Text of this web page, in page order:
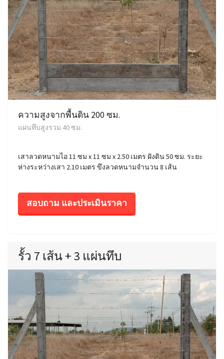
ความสูงจากพื้นดิน 200 ซม.
แผ่นทึบสูงรวม 40 ซม.
เสาลวดหนามไอ 11 ซม x 11 ซม x 2.50 เมตร ฝังดิน 50 ซม. ระยะ
ห่างระหว่างเสา 2.10 เมตร ขึงลวดหนามจำนวน 8 เส้น
สอบถาม และประเมินราคา
รั้ว 7 เส้น + 3 แผ่นทึบ